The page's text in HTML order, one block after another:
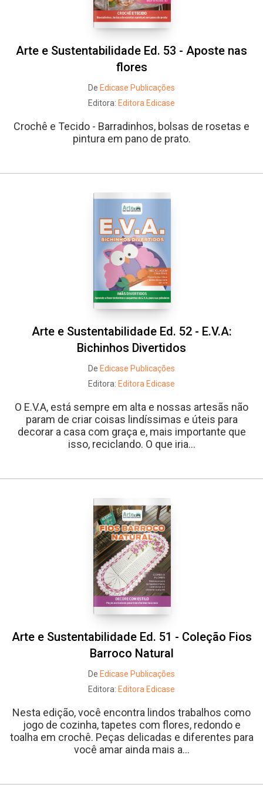
Arte e Sustentabilidade Ed. 53 - Aposte nas
flores
De Edicase Publicações
Editora: Editora Edicase
Crochê e Tecido - Barradinhos, bolsas de rosetas e
pintura em pano de prato.
Arte e Sustentabilidade Ed. 52 - E.V.A:
Bichinhos Divertidos
De Edicase Publicações
Editora: Editora Edicase
O E.V.A, está sempre em alta e nossas artesãs não
param de criar coisas lindíssimas e úteis para
decorar a casa com graça e, mais importante que
isso, reciclando. O que iria...
Arte e Sustentabilidade Ed. 51 - Coleção Fios
Barroco Natural
De Edicase Publicações
Editora: Editora Edicase
Nesta edição, você encontra lindos trabalhos como
jogo de cozinha, tapetes com flores, redondo e
toalha em crochê. Peças delicadas e diferentes para
você amar ainda mais a...